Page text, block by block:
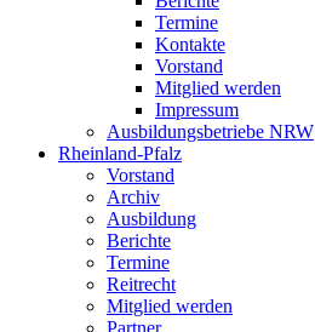
Termine
Kontakte
Vorstand
Mitglied werden
Impressum
Ausbildungsbetriebe NRW
Rheinland-Pfalz
Vorstand
Archiv
Ausbildung
Berichte
Termine
Reitrecht
Mitglied werden
Partner